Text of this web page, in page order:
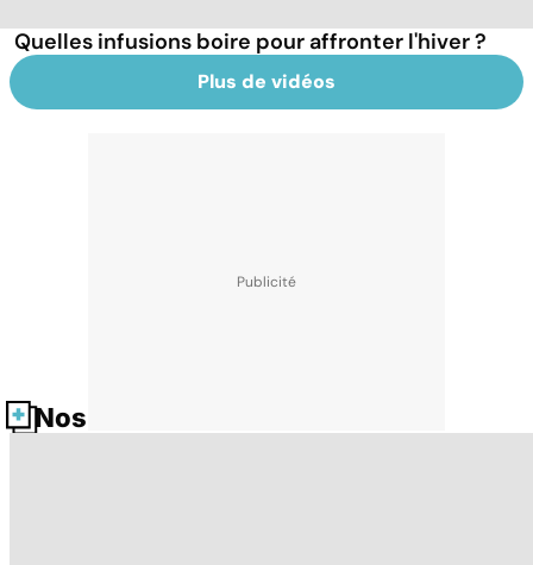
Quelles infusions boire pour affronter l'hiver ?
Plus de vidéos
Nos fiches santé